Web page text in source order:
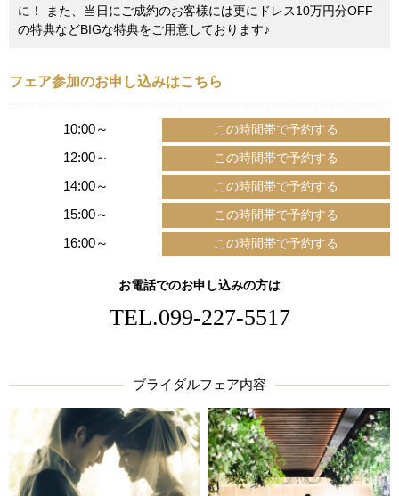
に！ また、当日にご成約のお客様には更にドレス10万円分OFF
の特典などBIGな特典をご用意しております♪
フェア参加のお申し込みはこちら
10:00～
12:00～
14:00～
15:00～
16:00～
お電話でのお申し込みの方は
TEL.099-227-5517
ブライダルフェア内容